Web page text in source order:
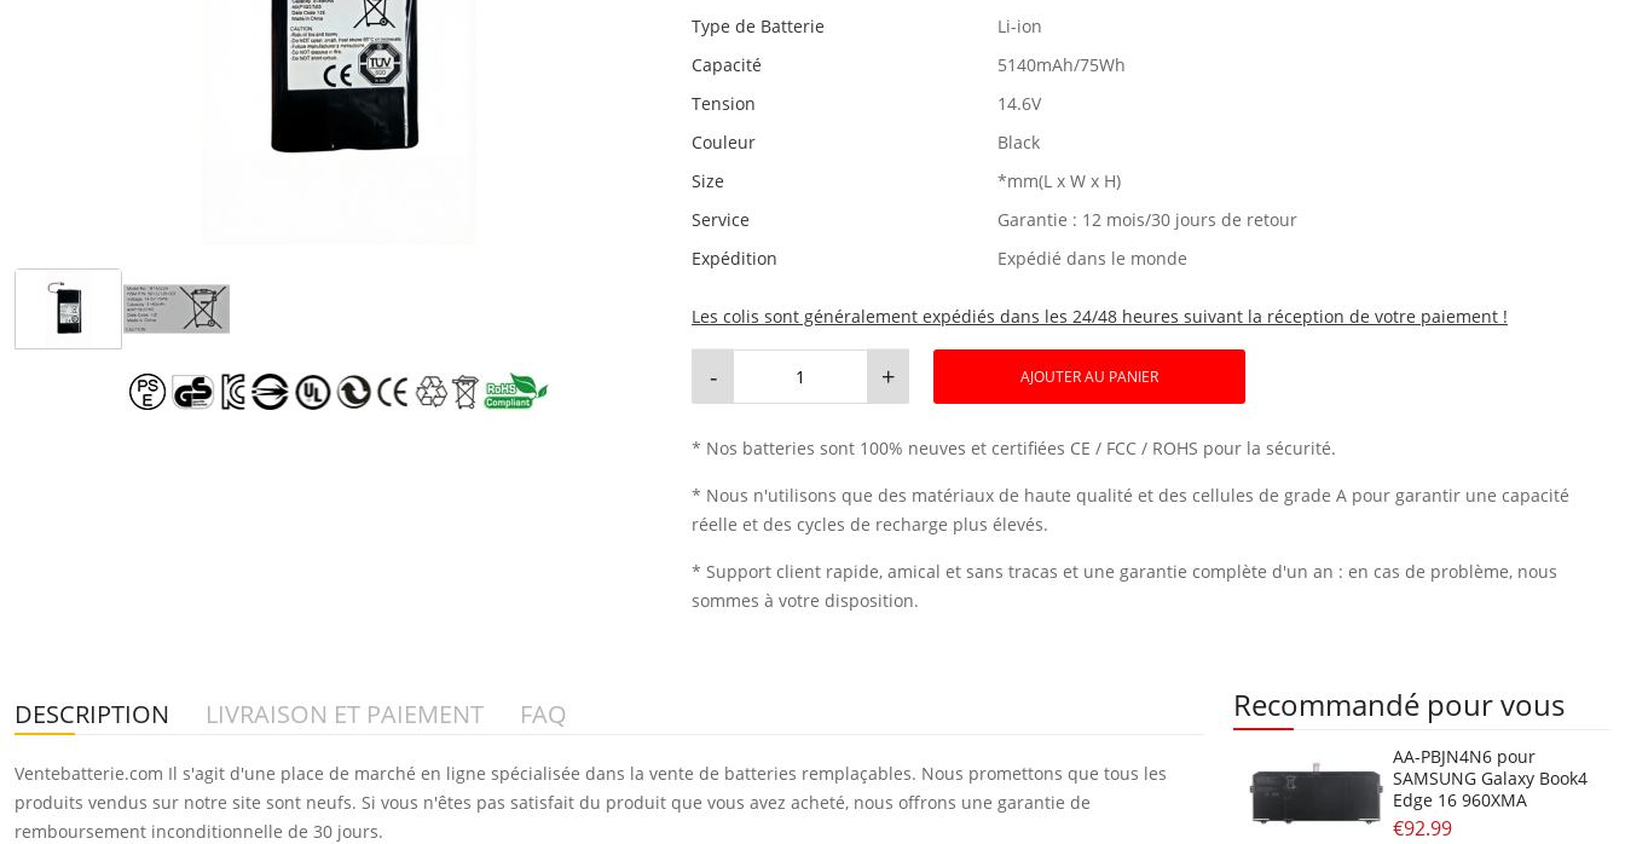
Type de Batterie
Li-ion
Capacité
5140mAh/75Wh
Tension
14.6V
Couleur
Black
Size
*mm(L x W x H)
Service
Garantie : 12 mois/30 jours de retour
Expédition
Expédié dans le monde
Les colis sont généralement expédiés dans les 24/48 heures suivant la réception de votre paiement !
- + AJOUTER AU PANIER
* Nos batteries sont 100% neuves et certifiées CE / FCC / ROHS pour la sécurité.
* Nous n'utilisons que des matériaux de haute qualité et des cellules de grade A pour garantir une capacité
réelle et des cycles de recharge plus élevés.
* Support client rapide, amical et sans tracas et une garantie complète d'un an : en cas de problème, nous
sommes à votre disposition.
DESCRIPTION LIVRAISON ET PAIEMENT FAQ
Ventebatterie.com Il s'agit d'une place de marché en ligne spécialisée dans la vente de batteries remplaçables. Nous promettons que tous les
produits vendus sur notre site sont neufs. Si vous n'êtes pas satisfait du produit que vous avez acheté, nous offrons une garantie de
remboursement inconditionnelle de 30 jours.
Recommandé pour vous
AA-PBJN4N6 pour
SAMSUNG Galaxy Book4
Edge 16 960XMA
€92.99